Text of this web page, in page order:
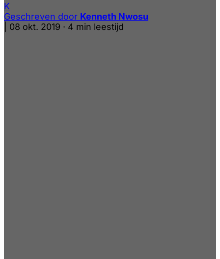
K
Geschreven door Kenneth Nwosu
08 okt. 2019 · 4 min leestijd